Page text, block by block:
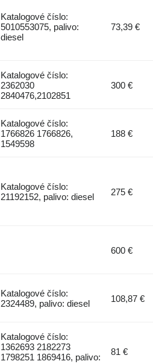
Katalogové číslo:
5010553075, palivo:
diesel
73,39 €
Katalogové číslo:
2362030
2840476,2102851
300 €
Katalogové číslo:
1766826 1766826,
1549598
188 €
Katalogové číslo:
21192152, palivo: diesel
275 €
600 €
Katalogové číslo:
2324489, palivo: diesel
108,87 €
Katalogové číslo:
1362693 2182273
1798251 1869416, palivo:
81 €